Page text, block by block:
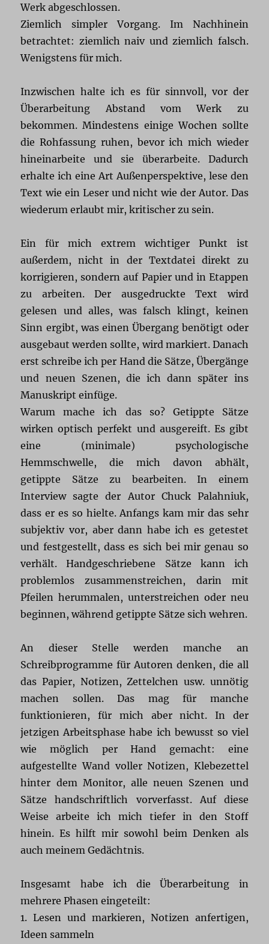
Werk abgeschlossen.
Ziemlich simpler Vorgang. Im Nachhinein
betrachtet: ziemlich naiv und ziemlich falsch.
Wenigstens für mich.
Inzwischen halte ich es für sinnvoll, vor der
Überarbeitung Abstand vom Werk zu
bekommen. Mindestens einige Wochen sollte
die Rohfassung ruhen, bevor ich mich wieder
hineinarbeite und sie überarbeite. Dadurch
erhalte ich eine Art Außenperspektive, lese den
Text wie ein Leser und nicht wie der Autor. Das
wiederum erlaubt mir, kritischer zu sein.
Ein für mich extrem wichtiger Punkt ist
außerdem, nicht in der Textdatei direkt zu
korrigieren, sondern auf Papier und in Etappen
zu arbeiten. Der ausgedruckte Text wird
gelesen und alles, was falsch klingt, keinen
Sinn ergibt, was einen Übergang benötigt oder
ausgebaut werden sollte, wird markiert. Danach
erst schreibe ich per Hand die Sätze, Übergänge
und neuen Szenen, die ich dann später ins
Manuskript einfüge.
Warum mache ich das so? Getippte Sätze
wirken optisch perfekt und ausgereift. Es gibt
eine (minimale) psychologische
Hemmschwelle, die mich davon abhält,
getippte Sätze zu bearbeiten. In einem
Interview sagte der Autor Chuck Palahniuk,
dass er es so hielte. Anfangs kam mir das sehr
subjektiv vor, aber dann habe ich es getestet
und festgestellt, dass es sich bei mir genau so
verhält. Handgeschriebene Sätze kann ich
problemlos zusammenstreichen, darin mit
Pfeilen herummalen, unterstreichen oder neu
beginnen, während getippte Sätze sich wehren.
An dieser Stelle werden manche an
Schreibprogramme für Autoren denken, die all
das Papier, Notizen, Zettelchen usw. unnötig
machen sollen. Das mag für manche
funktionieren, für mich aber nicht. In der
jetzigen Arbeitsphase habe ich bewusst so viel
wie möglich per Hand gemacht: eine
aufgestellte Wand voller Notizen, Klebezettel
hinter dem Monitor, alle neuen Szenen und
Sätze handschriftlich vorverfasst. Auf diese
Weise arbeite ich mich tiefer in den Stoff
hinein. Es hilft mir sowohl beim Denken als
auch meinem Gedächtnis.
Insgesamt habe ich die Überarbeitung in
mehrere Phasen eingeteilt:
1. Lesen und markieren, Notizen anfertigen,
Ideen sammeln